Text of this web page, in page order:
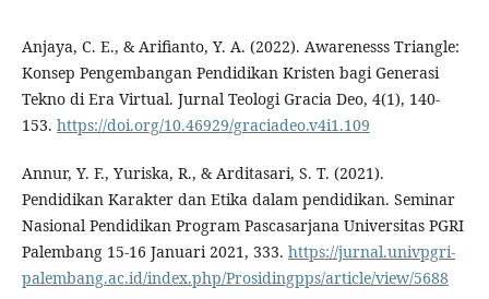
Anjaya, C. E., & Arifianto, Y. A. (2022). Awarenesss Triangle:
Konsep Pengembangan Pendidikan Kristen bagi Generasi
Tekno di Era Virtual. Jurnal Teologi Gracia Deo, 4(1), 140-
153. https://doi.org/10.46929/graciadeo.v4i1.109
Annur, Y. F., Yuriska, R., & Arditasari, S. T. (2021).
Pendidikan Karakter dan Etika dalam pendidikan. Seminar
Nasional Pendidikan Program Pascasarjana Universitas PGRI
Palembang 15-16 Januari 2021, 333. https://jurnal.univpgri-
palembang.ac.id/index.php/Prosidingpps/article/view/5688